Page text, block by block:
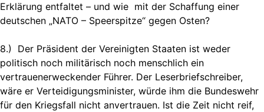
Erklärung entfaltet – und wie mit der Schaffung einer
deutschen „NATO – Speerspitze“ gegen Osten?
8.) Der Präsident der Vereinigten Staaten ist weder
politisch noch militärisch noch menschlich ein
vertrauenerweckender Führer. Der Leserbriefschreiber,
wäre er Verteidigungsminister, würde ihm die Bundeswehr
für den Kriegsfall nicht anvertrauen. Ist die Zeit nicht reif,